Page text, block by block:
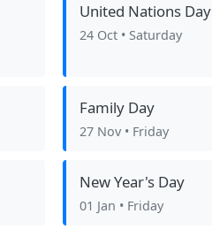
United Nations Day
24 Oct • Saturday
Family Day
27 Nov • Friday
New Year's Day
01 Jan • Friday